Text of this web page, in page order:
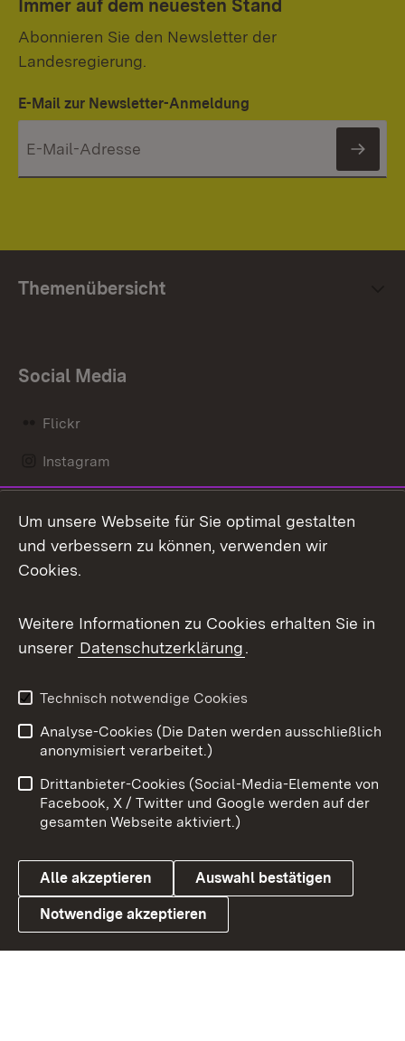
Immer auf dem neuesten Stand
Abonnieren Sie den Newsletter der
Landesregierung.
E-Mail zur Newsletter-Anmeldung
Themenübersicht
Social Media
Flickr
Instagram
Mastodon
Messenger
Social Wall
X / Twitter
Youtube
Link zum Landesportal
Benutzungshinweise
Barrierefreiheit
Datenschutz
Cookies
Um unsere Webseite für Sie optimal gestalten
und verbessern zu können, verwenden wir
Cookies.
Weitere Informationen zu Cookies erhalten Sie in
unserer Datenschutzerklärung.
Technisch notwendige Cookies
Analyse-Cookies (Die Daten werden ausschließlich
anonymisiert verarbeitet.)
Drittanbieter-Cookies (Social-Media-Elemente von
Facebook, X / Twitter und Google werden auf der
gesamten Webseite aktiviert.)
Alle akzeptieren Auswahl bestätigen
Notwendige akzeptieren